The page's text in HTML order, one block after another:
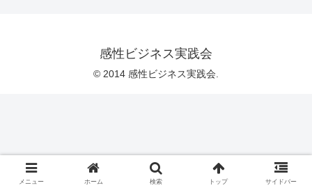
感性ビジネス実践会
© 2014 感性ビジネス実践会.
メニュー ホーム 検索 トップ サイドバー